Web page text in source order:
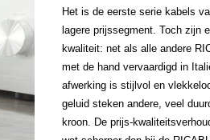
Het is de eerste serie kabels
lagere prijssegment. Toch zijn
kwaliteit: net als alle andere
met de hand vervaardigd in
afwerking is stijlvol en
geluid steken andere, veel
kroon. De prijs-